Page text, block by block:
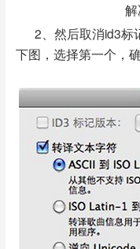
解
2、然后取消id3标
下图，选择第一个，确